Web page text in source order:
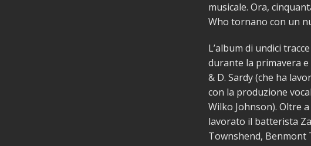
musicale. Ora,
Who tornano con un
L’album di undici
durante la primavera e
& D. Sardy (che ha
con la produzione
Wilko Johnson). Oltre
lavorato il batterista
Townshend, Benmont